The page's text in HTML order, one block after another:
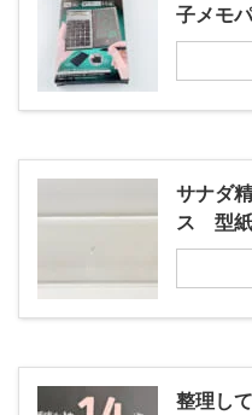
子メモ
サナダ
ス 型紙
整理し